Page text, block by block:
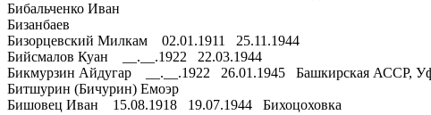
Бибальченко Иван
Бизанбаев
Бизорцевский Милкам 02.01.1911 25.11.1944
Бийсмалов Куан __.__.1922 22.03.1944
Бикмурзин Айдугар __.__.1922 26.01.1945 Башкирская АССР,
Битшурин (Бичурин) Емоэр
Бишовец Иван 15.08.1918 19.07.1944 Бихоцоховка